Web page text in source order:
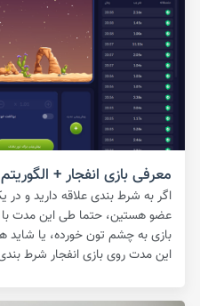
معرفی بازی انفجار + الگوریتم
اگر به شرط بندی علاقه دارید و
عضو هستین، حتما طی این مدت با
بازی به چشم تون خورده، یا شاید
این مدت روی بازی انفجار شرط